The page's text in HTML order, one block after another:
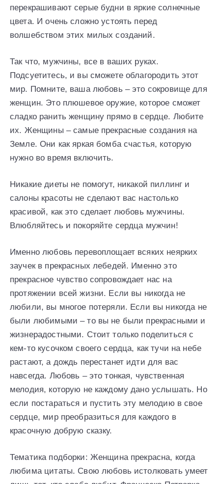
перекрашивают серые будни в яркие солнечные
цвета. И очень сложно устоять перед
волшебством этих милых созданий.
Так что, мужчины, все в ваших руках.
Подсуетитесь, и вы сможете облагородить этот
мир. Помните, ваша любовь – это сокровище для
женщин. Это плюшевое оружие, которое сможет
сладко ранить женщину прямо в сердце. Любите
их. Женщины – самые прекрасные создания на
Земле. Они как яркая бомба счастья, которую
нужно во время включить.
Никакие диеты не помогут, никакой пиллинг и
салоны красоты не сделают вас настолько
красивой, как это сделает любовь мужчины.
Влюбляйтесь и покоряйте сердца мужчин!
Именно любовь перевоплощает всяких неярких
заучек в прекрасных лебедей. Именно это
прекрасное чувство сопровождает нас на
протяжении всей жизни. Если вы никогда не
любили, вы многое потеряли. Если вы никогда не
были любимыми – то вы не были прекрасными и
жизнерадостными. Стоит только поделиться с
кем-то кусочком своего сердца, как тучи на небе
растают, а дождь перестанет идти для вас
навсегда. Любовь – это тонкая, чувственная
мелодия, которую не каждому дано услышать. Но
если постараться и пустить эту мелодию в свое
сердце, мир преобразиться для каждого в
красочную добрую сказку.
Тематика подборки: Женщина прекрасна, когда
любима цитаты. Свою любовь истолковать умеет